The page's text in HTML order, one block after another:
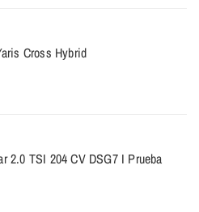
Cross Hybrid
2.0 TSI 204 CV DSG7 I Prueba